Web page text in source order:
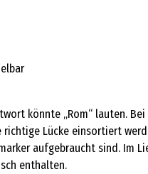
könnte „Rom“ lauten.
Lücke einsortiert
aufgebraucht sind.
enthalten.